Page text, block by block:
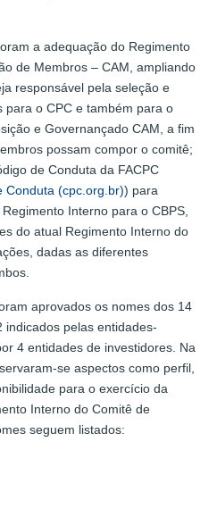
a adequação do Regimento
de Membros – CAM, ampliando
responsável pela seleção e
para o CPC e também para o
e Governançado CAM, a fim
possam compor o comitê;
de Conduta da FACPC
Conduta (cpc.org.br)) para
Interno para o CBPS,
do atual Regimento Interno do
dadas as diferentes
aprovados os nomes dos 14
indicados pelas entidades-
4 entidades de investidores. Na
se aspectos como perfil,
para o exercício da
Interno do Comitê de
seguem listados: